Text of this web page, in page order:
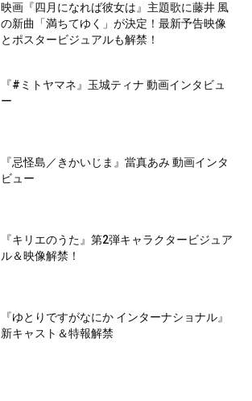
映画『四月になれば彼女は』主題歌に藤井 風
の新曲「満ちてゆく」が決定！最新予告映像
とポスタービジュアルも解禁！
『#ミトヤマネ』玉城ティナ 動画インタビュ
ー
『忌怪島／きかいじま』當真あみ 動画インタ
ビュー
『キリエのうた』第2弾キャラクタービジュア
ル＆映像解禁！
『ゆとりですがなにか インターナショナル』
新キャスト＆特報解禁